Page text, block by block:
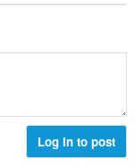
Log in to post